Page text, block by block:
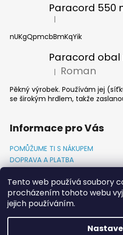
Tento web používá soubory
procházením tohoto webu
jejich používáním.
Hodnocení produktu
|
nUKgQpmcbBmKqYik
Paracord
Hodnocení produktu
| Roman
Pěkný výrobek. Používám jej
se širokým hrdlem, takže
Informace pro Vás
POMŮŽUME TI S NÁKUPEM
DOPRAVA A PLATBA
GDPR PODMÍNKY
Napište nám
KONTAKTY